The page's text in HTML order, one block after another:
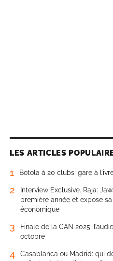
LES ARTICLES
1 Botola à 20 clubs: gare à
2
Interview Exclusive. Raja:
première année et expose
économique
3
Finale de la CAN 2025:
octobre
4
Casablanca ou Madrid: qui